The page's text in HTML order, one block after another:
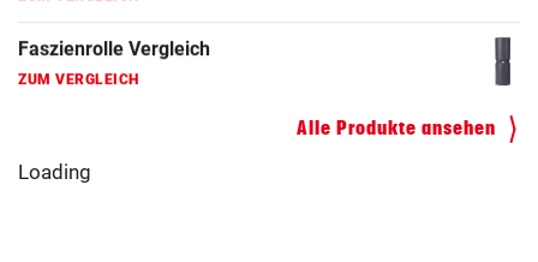
Kinderfahrrad Vergleich
ZUM VERGLEICH
Alle Produkte ansehen
Loading